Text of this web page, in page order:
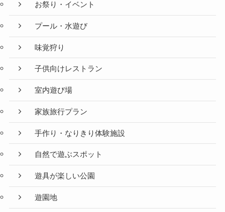
お祭り・イベント
プール・水遊び
味覚狩り
子供向けレストラン
室内遊び場
家族旅行プラン
手作り・なりきり体験施設
自然で遊ぶスポット
遊具が楽しい公園
遊園地